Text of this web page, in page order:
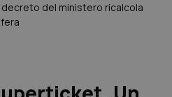
del ministero ricalcola